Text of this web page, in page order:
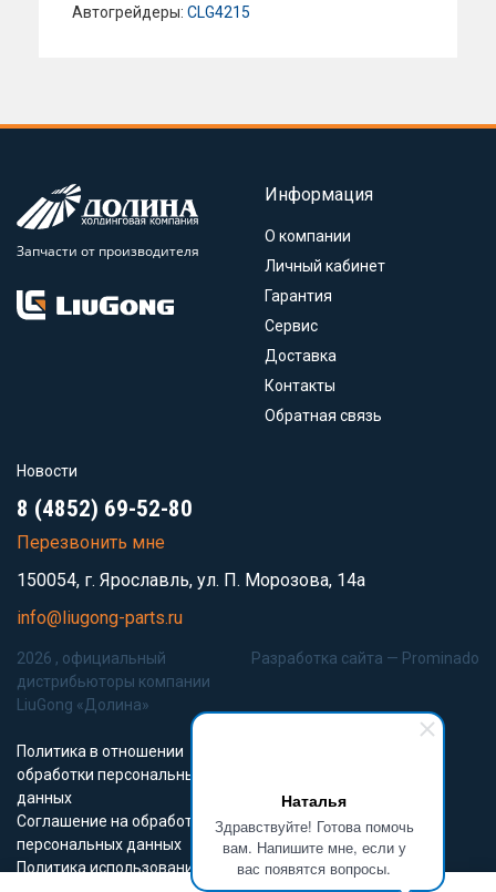
Наталья
Здравствуйте! Готова помочь
вам. Напишите мне, если у
вас появятся вопросы.
Автогрейдеры: CLG4215
Запчасти от производителя
Информация
О компании
Личный кабинет
Гарантия
Сервис
Доставка
Контакты
Обратная связь
Новости
8 (4852) 69-52-80
Перезвонить мне
150054, г. Ярославль, ул. П. Морозова, 14а
info@liugong-parts.ru
2026 , официальный
дистрибьюторы компании
LiuGong «Долина»
Политика в отношении
обработки персональных
данных
Соглашение на обработку
персональных данных
Политика использования
Разработка сайта — Prominado